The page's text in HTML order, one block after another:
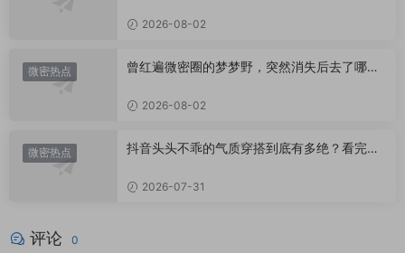
2026-08-02
微密热点
曾红遍微密圈的梦梦野，突然消失后去了哪
2026-08-02
微密热点
抖音头头不乖的气质穿搭到底有多绝？看完想
2026-07-31
评论 0